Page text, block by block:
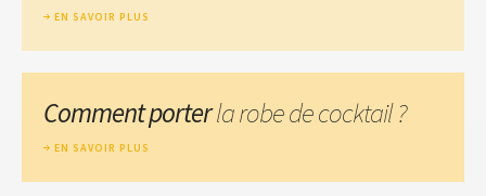
EN SAVOIR PLUS
Comment porterla robe de cocktail ?
EN SAVOIR PLUS